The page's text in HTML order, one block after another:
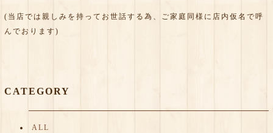
(当店では親しみを持ってお世話する為、ご家庭同様に店内仮名で呼
んでおります)
CATEGORY
ALL